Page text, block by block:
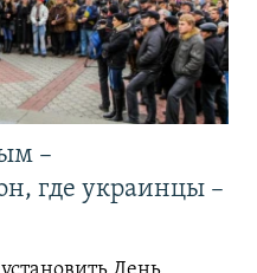
–
где украинцы –